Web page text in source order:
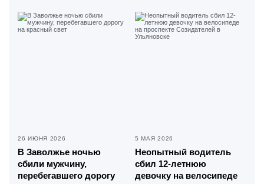
26 ИЮНЯ 2026
В Заволжье ночью
сбили мужчину,
перебегавшего дорогу
5 МАЯ 2026
Неопытный водитель
сбил 12-летнюю
девочку на велосипеде